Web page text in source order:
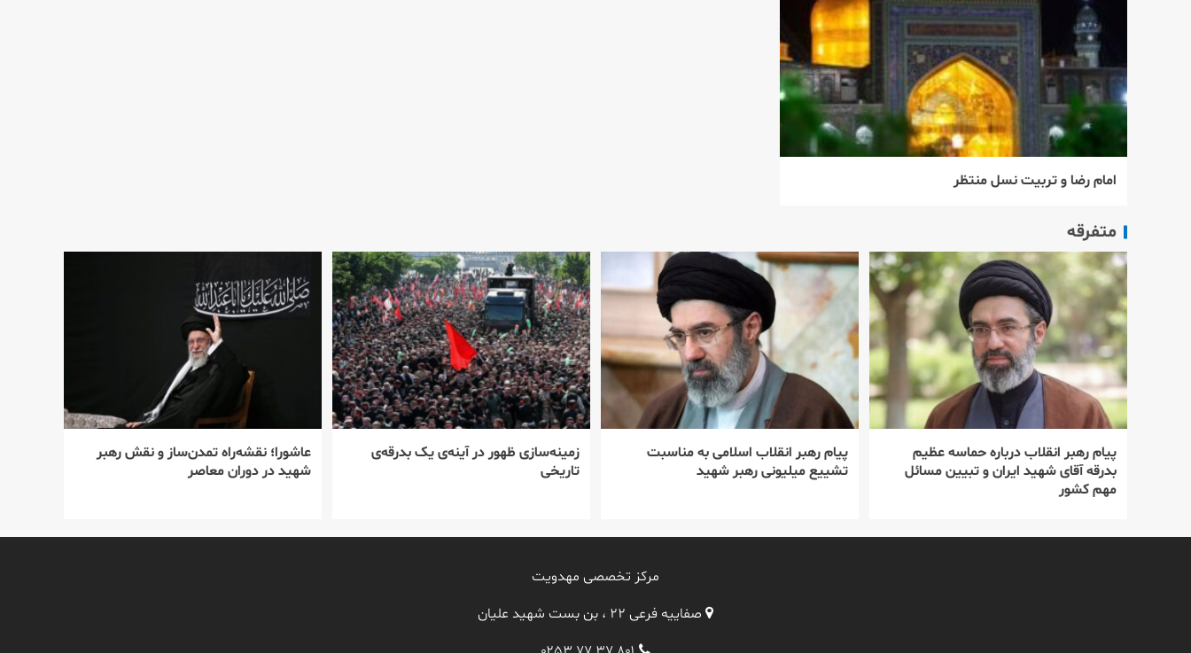
امام رضا و تربيت نسل منتظر
متفرقه
پیام رهبر انقلاب درباره حماسه عظیم
بدرقه آقای شهید ایران و تبیین مسائل
مهم کشور
پیام رهبر انقلاب اسلامی به مناسبت
تشییع میلیونی رهبر شهید
زمینه‌سازی ظهور در آینه‌ی یک بدرقه‌ی
تاریخی
عاشورا؛ نقشه‌راه تمدن‌ساز و نقش رهبر
شهید در دوران معاصر
مرکز تخصصی مهدویت
صفاییه فرعی ۲۲ ، بن بست شهید علیان